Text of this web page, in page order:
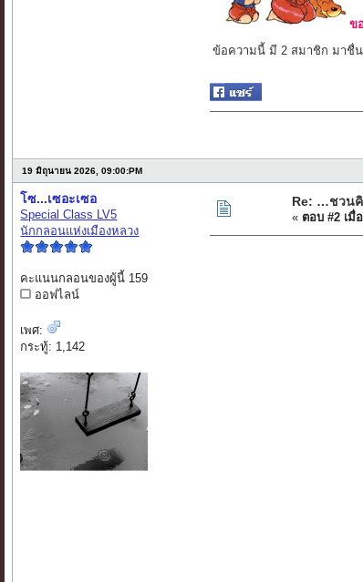
ข
ข้อความนี้ มี 2 สมาชิก มาชื่
19 มิถุนายน 2026, 09:00:PM
โซ...เซอะเซอ
Special Class LV5
นักกลอนแห่งเมืองหลวง
คะแนนกลอนของผู้นี้ 159
ออฟไลน์
เพศ:
กระทู้: 1,142
Re: …ชวน
« ตอบ #2 เมื่